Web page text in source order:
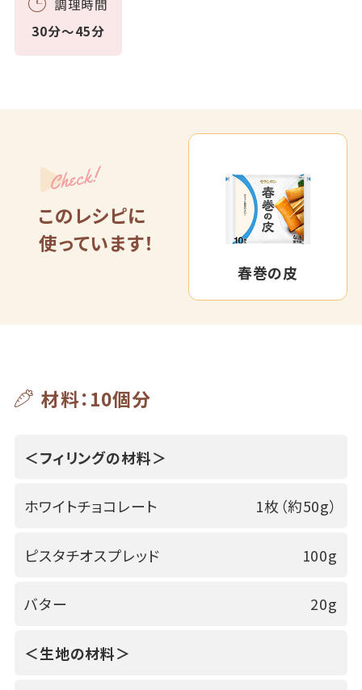
調理時間
30分～45分
Check!
このレシピに
使っています！
春巻の皮
材料：10個分
＜フィリングの材料＞
ホワイトチョコレート 1枚（約50g）
ピスタチオスプレッド 100g
バター 20g
＜生地の材料＞